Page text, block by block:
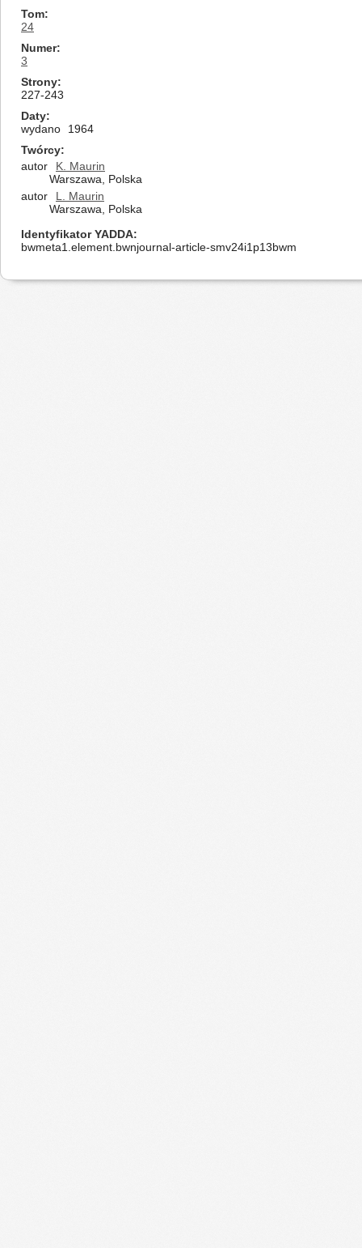
Tom
24
Numer
3
Strony
227-243
Daty
wydano
1964
Twórcy
autor
K. Maurin
Warszawa, Polska
autor
L. Maurin
Warszawa, Polska
Identyfikator YADDA
bwmeta1.element.bwnjournal-article-smv24i1p13bwm